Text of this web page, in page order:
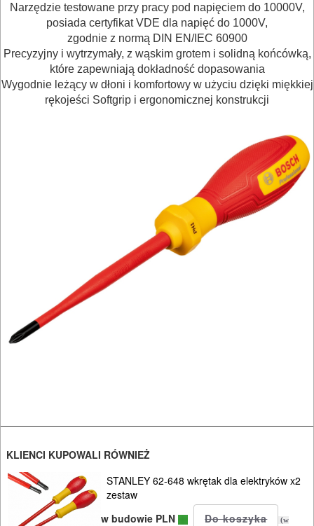
NARZĘDZIA
BRUKARSKIE
OBRÓBKA
DREWNA
OSPRZĘT
Zestawy
Narzędzia
pomiarowe
Warsztat
pracy
Narzędzie testowane przy pracy pod napięciem do 10000V,
posiada certyfikat VDE dla napięć do 1000V,
zgodnie z normą DIN EN/IEC 60900
Precyzyjny i wytrzymały, z wąskim grotem i solidną końcówką,
które zapewniają dokładność dopasowania
Wygodnie leżący w dłoni i komfortowy w użyciu dzięki miękkiej
rękojeści Softgrip i ergonomicznej konstrukcji
KLIENCI KUPOWALI RÓWNIEŻ
STANLEY 62-648 wkrętak dla elektryków x2
zestaw
w budowie PLN
(w